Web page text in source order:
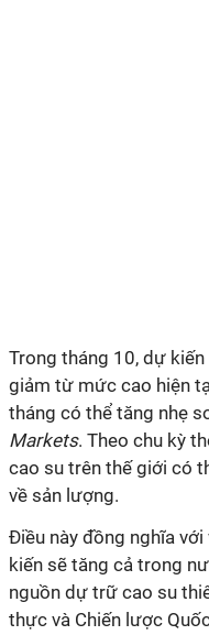
Trong tháng 10, dự kiến
giảm từ mức cao hiện
tháng có thể tăng nhẹ
Markets. Theo chu kỳ
cao su trên thế giới có
về sản lượng.
Điều này đồng nghĩa
kiến sẽ tăng cả trong
nguồn dự trữ cao su
thực và Chiến lược